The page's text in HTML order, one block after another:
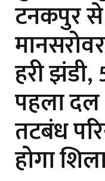
टनकपुर
हरी झंडी,
पहला दल
तटबंध
होगा